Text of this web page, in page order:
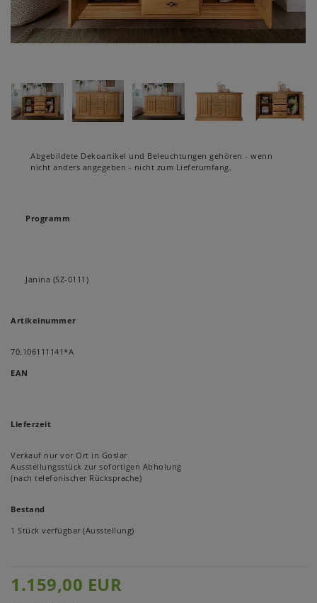
Abgebildete Dekoartikel und Beleuchtungen gehören - wenn
nicht anders angegeben - nicht zum Lieferumfang.
Programm
Janina (SZ-0111)
Artikelnummer
70.106111141*A
EAN
Lieferzeit
Verkauf nur vor Ort in Goslar
Ausstellungsstück zur sofortigen Abholung
(nach telefonischer Rücksprache)
Bestand
1 Stück verfügbar (Ausstellung)
1.159,00 EUR